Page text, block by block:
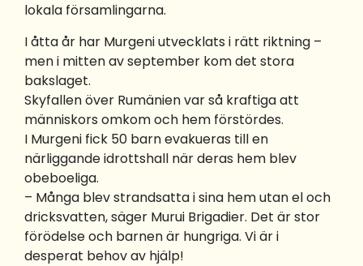
lokala församlingarna.
I åtta år har Murgeni utvecklats i rätt riktning –
men i mitten av september kom det stora
bakslaget.
Skyfallen över Rumänien var så kraftiga att
människors omkom och hem förstördes.
I Murgeni fick 50 barn evakueras till en
närliggande idrottshall när deras hem blev
obeboeliga.
– Många blev strandsatta i sina hem utan el och
dricksvatten, säger Murui Brigadier. Det är stor
förödelse och barnen är hungriga. Vi är i
desperat behov av hjälp!